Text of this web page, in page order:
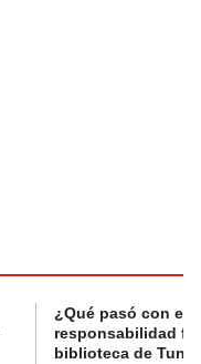
¿Qué pasó con el
responsabilidad
biblioteca de